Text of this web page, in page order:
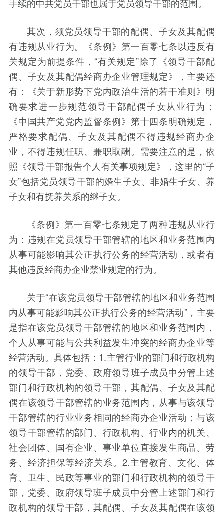
手续的中共党员干部也属于党员领导干部的范围。
其次，须党员领导干部的配偶、子女及其配偶
有违规从业行为。《条例》第一百零七条以违反有
关规定为前提条件，“有关规定”除了《领导干部配
偶、子女及其配偶经商办企业管理规定》，主要还
有：《关于新形势下党内政治生活的若干准则》明
确要求进一步规范领导干部配偶子女从业行为；
《中国共产党党内监督条例》第十四条明确规定，
严格要求配偶、子女及其配偶不得违规经商办企
业，不得违规任职、兼职取酬。需要注意的是，依
照《领导干部报告个人有关事项规定》，这里的“子
女”包括党员领导干部的婚生子女、非婚生子女、养
子女和有抚养关系的继子女。
《条例》第一百零七条规定了两种违规从业行
为：违规在党员领导干部管辖的地区和业务范围内
从事可能影响其公正执行公务的经营活动，或者有
其他违反经商办企业禁业规定的行为。
关于“在该党员领导干部管辖的地区和业务范围
内从事可能影响其公正执行公务的经营活动”，主要
是指在该党员领导干部管辖的地区和业务范围内，
个人从事可能与公共利益发生冲突的经商办企业等
经营活动。具体包括：1.主管行业的部门和行政机构
的领导干部，党委、政府领导班子成员中分管上述
部门和行政机构的领导干部，其配偶、子女及其配
偶在该领导干部管辖的业务范围内，从事与该领导
干部管辖的行业业务相同的经商办企业活动；与该
领导干部管辖的部门、行政机构、行业内的机关、
社会团体、国有企业、事业单位直接发生商品、劳
务、经济担保等经济关系。2.主管教育、文化、体
育、卫生、民政等事业的部门和行政机构的领导干
部，党委、政府领导班子成员中分管上述部门和行
政机构的领导干部，其配偶、子女及其配偶在该领